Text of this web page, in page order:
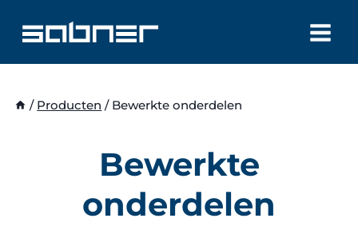
naar
inhoud
/ Producten / Bewerkte onderdelen
Bewerkte
onderdelen